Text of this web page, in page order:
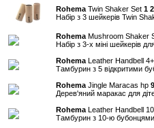
Rohema Twin Shaker Set 1
Набір з 3 шейкерів Twin
Rohema Mushroom Shaker
Набір з 3-х міні шейкерів
Rohema Leather Handbell
Тамбурин з 5 відкритими
Rohema Jingle Maracas hp
Дерев'яний маракас для
Rohema Leather Handbell
Тамбурин з 10-ю